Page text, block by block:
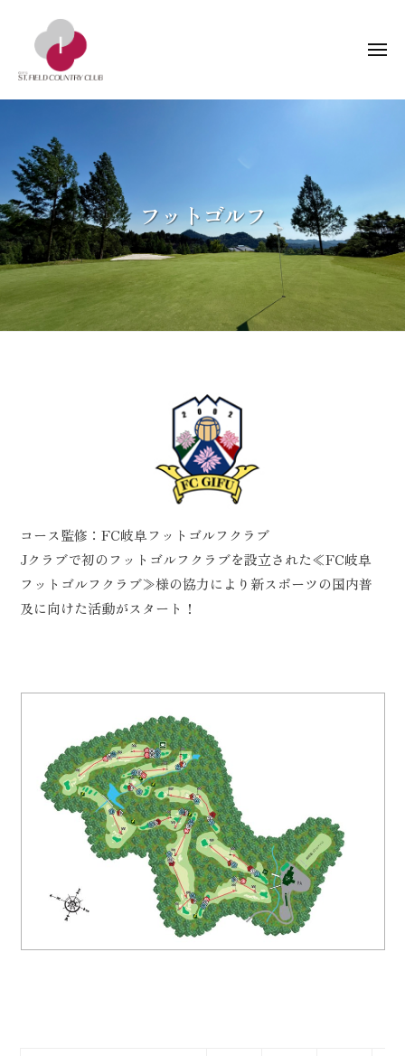
ッ
プ
岐
セ
ン
ト
フ
ィ
ル
ド
部
岐
関
市
の
ゴ
ル
フ
場
メ
ー
フットゴルフ
コース監修：FC岐阜フットゴルフクラブ
Jクラブで初のフットゴルフクラブを設立された≪FC岐阜
フットゴルフクラブ≫様の協力により新スポーツの国内普
及に向けた活動がスタート！
ト
ー
ル
ド
カ
ン
ト
リ
ー